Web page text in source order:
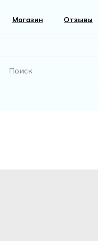
Магазин Отзывы